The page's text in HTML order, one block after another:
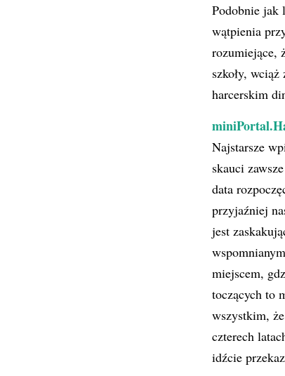
Podobnie jak
wątpienia
rozumiejące,
szkoły,
harcerskim
Najstarsze
skauci
data
przyjaźniej
jest
miejscem,
toczących to
wszystkim,
czterech
idźcie